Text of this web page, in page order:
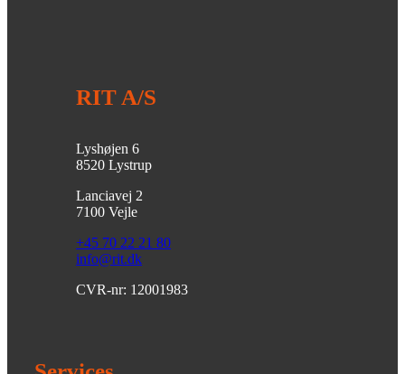
RIT A/S
Lyshøjen 6
8520 Lystrup
Lanciavej 2
7100 Vejle
+45 70 22 21 80
info@rit.dk
CVR-nr: 12001983